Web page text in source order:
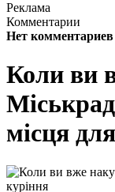
Реклама
Комментарии
Нет комментариев
Коли ви
місця